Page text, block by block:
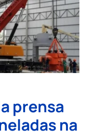
prensa
na